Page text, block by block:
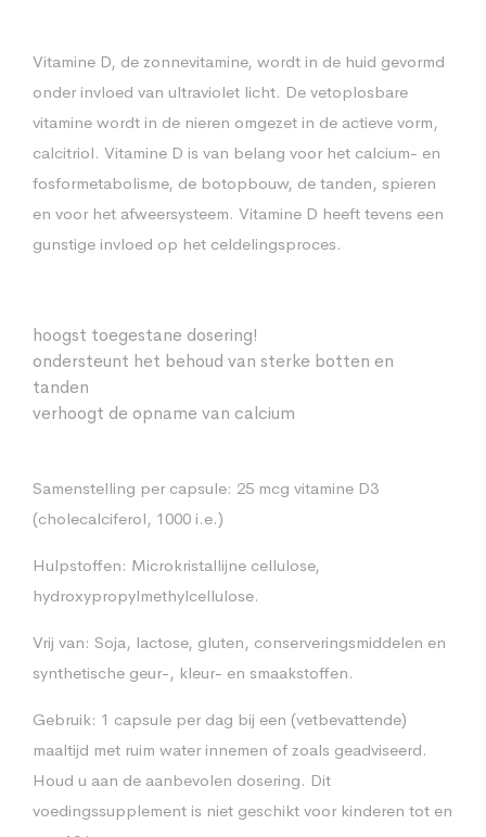
Vitamine D, de zonnevitamine, wordt in de huid gevormd
onder invloed van ultraviolet licht. De vetoplosbare
vitamine wordt in de nieren omgezet in de actieve vorm,
calcitriol. Vitamine D is van belang voor het calcium- en
fosformetabolisme, de botopbouw, de tanden, spieren
en voor het afweersysteem. Vitamine D heeft tevens een
gunstige invloed op het celdelingsproces.
hoogst toegestane dosering!
ondersteunt het behoud van sterke botten en
tanden
verhoogt de opname van calcium
Samenstelling per capsule: 25 mcg vitamine D3
(cholecalciferol, 1000 i.e.)
Hulpstoffen: Microkristallijne cellulose,
hydroxypropylmethylcellulose.
Vrij van: Soja, lactose, gluten, conserveringsmiddelen en
synthetische geur-, kleur- en smaakstoffen.
Gebruik: 1 capsule per dag bij een (vetbevattende)
maaltijd met ruim water innemen of zoals geadviseerd.
Houd u aan de aanbevolen dosering. Dit
voedingssupplement is niet geschikt voor kinderen tot en